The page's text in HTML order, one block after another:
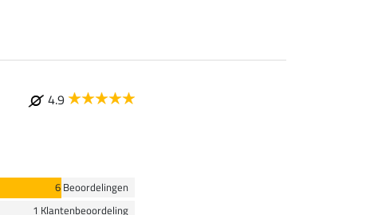
4.9
6 Beoordelingen
1 Klantenbeoordeling